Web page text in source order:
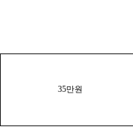
35만원